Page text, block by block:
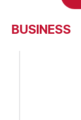
BUSINESS